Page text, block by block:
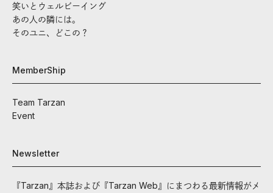
笑いとウェルビーイング
あの人の隣には。
そのユニ、どこの？
MemberShip
Team Tarzan
Event
Newsletter
『Tarzan』本誌および『Tarzan Web』にまつわる最新情報がメ